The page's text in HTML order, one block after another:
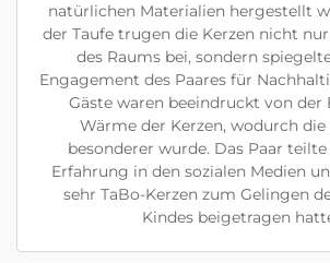
natürlichen Materialien hergestellt
der Taufe trugen die Kerzen nicht
des Raums bei, sondern
Engagement des Paares für
Gäste waren beeindruckt von der
Wärme der Kerzen, wodurch die
besonderer wurde. Das Paar
Erfahrung in den sozialen Medien
sehr TaBo-Kerzen zum Gelingen
Kindes beigetragen